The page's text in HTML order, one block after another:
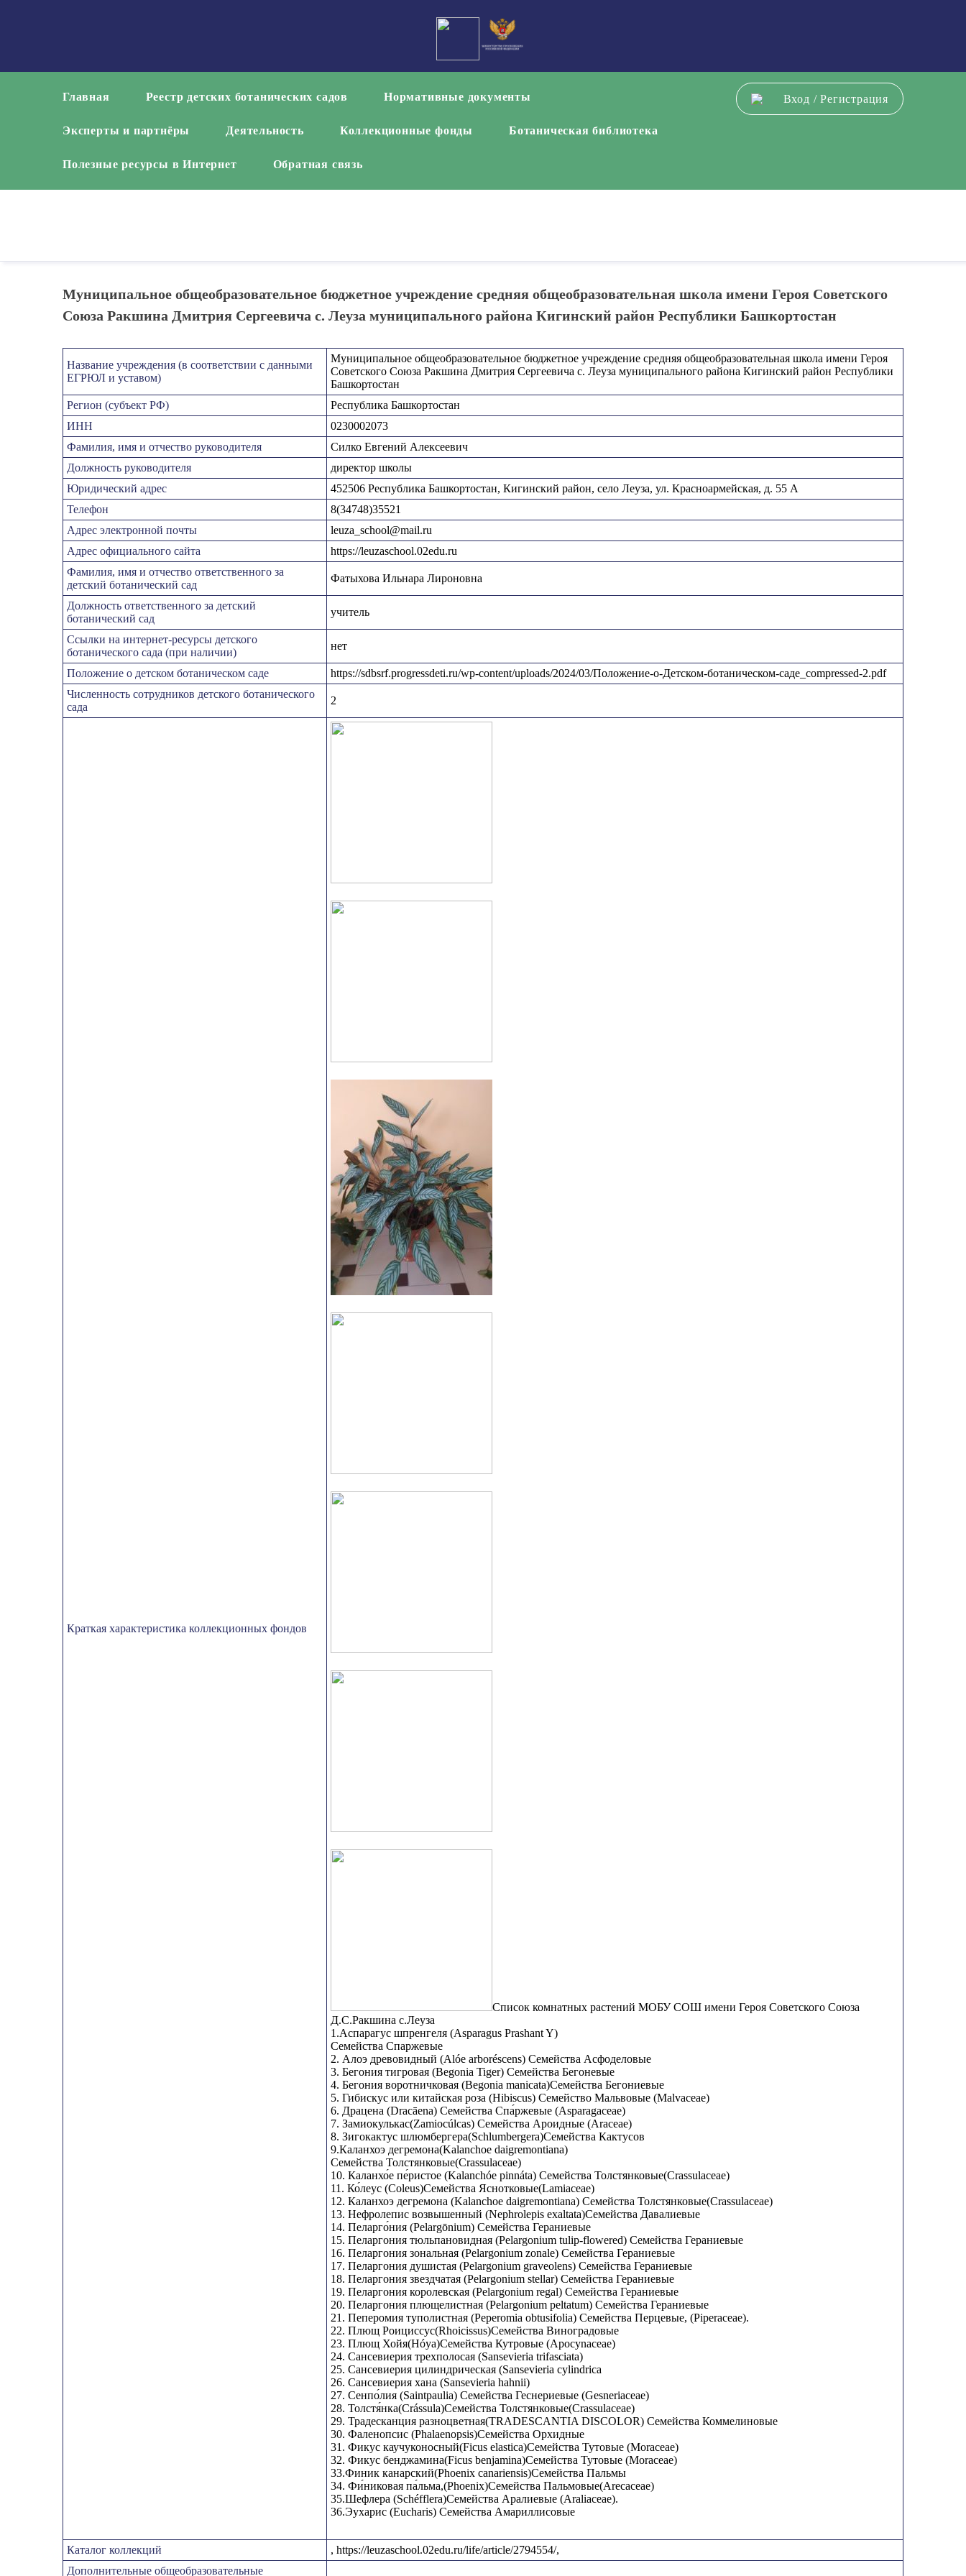
Главная Реестр детских ботанических садов Нормативные документы
Эксперты и партнёры Деятельность Коллекционные фонды Ботаническая библиотека
Полезные ресурсы в Интернет Обратная связь
Вход /Регистрация
Муниципальное общеобразовательное бюджетное учреждение средняя общеобразовательная школа имени Героя Советского
Союза Ракшина Дмитрия Сергеевича с. Леуза муниципального района Кигинский район Республики Башкортостан
Название учреждения (в соответствии с данными
ЕГРЮЛ и уставом)
Муниципальное общеобразовательное бюджетное учреждение средняя общеобразовательная школа имени Героя
Советского Союза Ракшина Дмитрия Сергеевича с. Леуза муниципального района Кигинский район Республики
Башкортостан
Регион (субъект РФ)
Республика Башкортостан
ИНН
0230002073
Фамилия, имя и отчество руководителя
Силко Евгений Алексеевич
Должность руководителя
директор школы
Юридический адрес
452506 Республика Башкортостан, Кигинский район, село Леуза, ул. Красноармейская, д. 55 А
Телефон
8(34748)35521
Адрес электронной почты
leuza_school@mail.ru
Адрес официального сайта
https://leuzaschool.02edu.ru
Фамилия, имя и отчество ответственного за
детский ботанический сад
Фатыхова Ильнара Лироновна
Должность ответственного за детский
ботанический сад
учитель
Ссылки на интернет-ресурсы детского
ботанического сада (при наличии)
нет
Положение о детском ботаническом саде
https://sdbsrf.progressdeti.ru/wp-content/uploads/2024/03/Положение-о-Детском-ботаническом-саде_compressed-2.pdf
Численность сотрудников детского ботанического
сада
2
Краткая характеристика коллекционных фондов
Список комнатных растений МОБУ СОШ имени Героя Советского Союза
Д.С.Ракшина с.Леуза
1.Аспарагус шпренгеля (Asparagus Prashant Y)
Семейства Спаржевые
2. Алоэ древовидный (Alóe arboréscens) Семейства Асфоделовые
3. Бегония тигровая (Begonia Tiger) Семейства Бегоневые
4. Бегония воротничковая (Begonia manicata)Семейства Бегониевые
5. Гибискус или китайская роза (Hibiscus) Семейство Мальвовые (Malvaceae)
6. Драцена (Dracāena) Семейства Спа́ржевые (Asparagaceae)
7. Замиокулькас(Zamiocúlcas) Семейства Ароидные (Araceae)
8. Зигокактус шлюмбергера(Schlumbergera)Семейства Кактусов
9.Каланхоэ дегремона(Kalanchoe daigremontiana)
Семейства Толстянковые(Crassulaceae)
10. Каланхо́е пе́ристое (Kalanchóe pinnáta) Семейства Толстянковые(Crassulaceae)
11. Ко́леус (Coleus)Семейства Яснотковые(Lamiaceae)
12. Каланхоэ дегремона (Kalanchoe daigremontiana) Семейства Толстянковые(Crassulaceae)
13. Нефролепис возвышенный (Nephrolepis exaltata)Семейства Давалиевые
14. Пеларго́ния (Pelargōnium) Семейства Гераниевые
15. Пеларгония тюльпановидная (Pelargonium tulip-flowered) Семейства Гераниевые
16. Пеларгония зональная (Pelargonium zonale) Семейства Гераниевые
17. Пеларгония душистая (Pelargonium graveolens) Семейства Гераниевые
18. Пеларгония звездчатая (Pelargonium stellar) Семейства Гераниевые
19. Пеларгония королевская (Pelargonium regal) Семейства Гераниевые
20. Пеларгония плющелистная (Pelargonium peltatum) Семейства Гераниевые
21. Пеперомия туполистная (Peperomia obtusifolia) Семейства Перцевые, (Piperaceae).
22. Плющ Роициссус(Rhoicissus)Семейства Виноградовые
23. Плющ Хойя(Hóya)Семейства Кутровые (Apocynaceae)
24. Сансевиерия трехполосая (Sansevieria trifasciata)
25. Сансевиерия цилиндрическая (Sansevieria cylindrica
26. Сансевиерия хана (Sansevieria hahnii)
27. Сенпо́лия (Saintpaulia) Семейства Геснериевые (Gesneriaceae)
28. Толстя́нка(Crássula)Семейства Толстянковые(Crassulaceae)
29. Традесканция разноцветная(TRADESCANTIA DISCOLOR) Семейства Коммелиновые
30. Фаленопсис (Phalaenopsis)Семейства Орхидные
31. Фикус каучуконосный(Ficus elastica)Семейства Тутовые (Moraceae)
32. Фикус бенджамина(Ficus benjamina)Семейства Тутовые (Moraceae)
33.Финик канарский(Phoenix canariensis)Семейства Пальмы
34. Фи́никовая па́льма,(Phoenix)Семейства Пальмовые(Arecaceae)
35.Шефлера (Schéfflera)Семейства Аралиевые (Araliaceae).
36.Эухарис (Eucharis) Семейства Амариллисовые
Каталог коллекций
, https://leuzaschool.02edu.ru/life/article/2794554/,
Дополнительные общеобразовательные